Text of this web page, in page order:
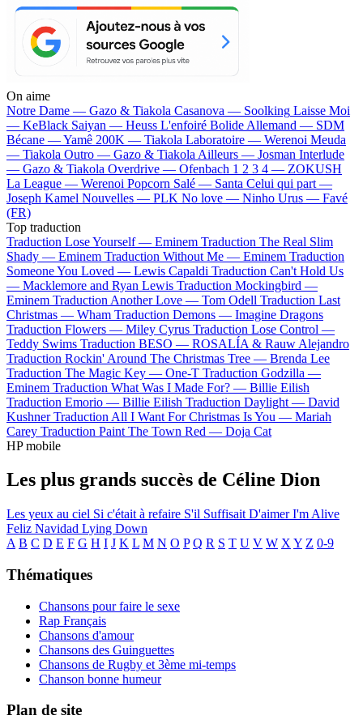
On aime
Notre Dame — Gazo & Tiakola Casanova — Soolking Laisse Moi
— KeBlack Saiyan — Heuss L'enfoiré Bolide Allemand — SDM
Bécane —Yamê 200K — Tiakola Laboratoire — Werenoi Meuda
— Tiakola Outro — Gazo & Tiakola Ailleurs — Josman Interlude
— Gazo & Tiakola Overdrive — Ofenbach 1 2 3 4 — ZOKUSH
La League — Werenoi Popcorn Salé — Santa Celui qui part —
Joseph Kamel Nouvelles — PLK No love — Ninho Urus — Favé
(FR)
Top traduction
Traduction Lose Yourself — Eminem Traduction The Real Slim
Shady — Eminem Traduction Without Me — Eminem Traduction
Someone You Loved — Lewis Capaldi Traduction Can't Hold Us
— Macklemore and Ryan Lewis Traduction Mockingbird —
Eminem Traduction Another Love — Tom Odell Traduction Last
Christmas — Wham Traduction Demons — Imagine Dragons
Traduction Flowers — Miley Cyrus Traduction Lose Control —
Teddy Swims Traduction BESO — ROSALÍA & Rauw Alejandro
Traduction Rockin' Around The Christmas Tree — Brenda Lee
Traduction The Magic Key — One-T Traduction Godzilla —
Eminem Traduction What Was I Made For? — Billie Eilish
Traduction Emorio — Billie Eilish Traduction Daylight — David
Kushner Traduction All I Want For Christmas Is You — Mariah
Carey Traduction Paint The Town Red — Doja Cat
HP mobile
Les plus grands succès de Céline Dion
Les yeux au ciel Si c'était à refaire S'il Suffisait D'aimerI'm Alive
Feliz Navidad Lying Down
A B C D E F G H I J K L M N O P Q R S T U V W X Y Z 0-9
Thématiques
Chansons pour faire le sexe
Rap Français
Chansons d'amour
Chansons des Guinguettes
Chansons de Rugby et 3ème mi-temps
Chanson bonne humeur
Plan de site